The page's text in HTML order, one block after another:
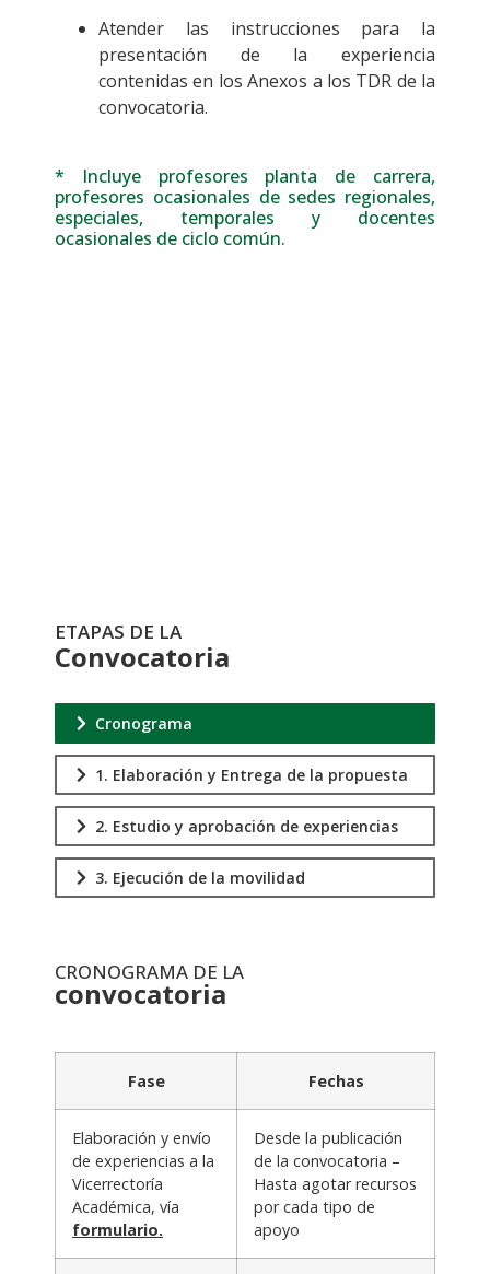
Atender las instrucciones para la
presentación de la experiencia
contenidas en los Anexos a los TDR de la
convocatoria.
* Incluye profesores planta de carrera,
profesores ocasionales de sedes regionales,
especiales, temporales y docentes
ocasionales de ciclo común.
ETAPAS DE LA
Convocatoria
Cronograma
1. Elaboración y Entrega de la propuesta
2. Estudio y aprobación de experiencias
3. Ejecución de la movilidad
CRONOGRAMA DE LA
convocatoria
Fase Fechas
Elaboración y envío
de experiencias a la
Vicerrectoría
Académica, vía
formulario.
Desde la publicación
de la convocatoria –
Hasta agotar recursos
por cada tipo de
apoyo